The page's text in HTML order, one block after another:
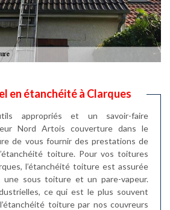
en étanchéité à Clarques
appropriés et un savoir-faire
Nord Artois couverture dans le
de vous fournir des prestations de
toiture. Pour vos toitures
l’étanchéité toiture est assurée
une sous toiture et un pare-vapeur.
ce qui est le plus souvent
toiture par nos couvreurs